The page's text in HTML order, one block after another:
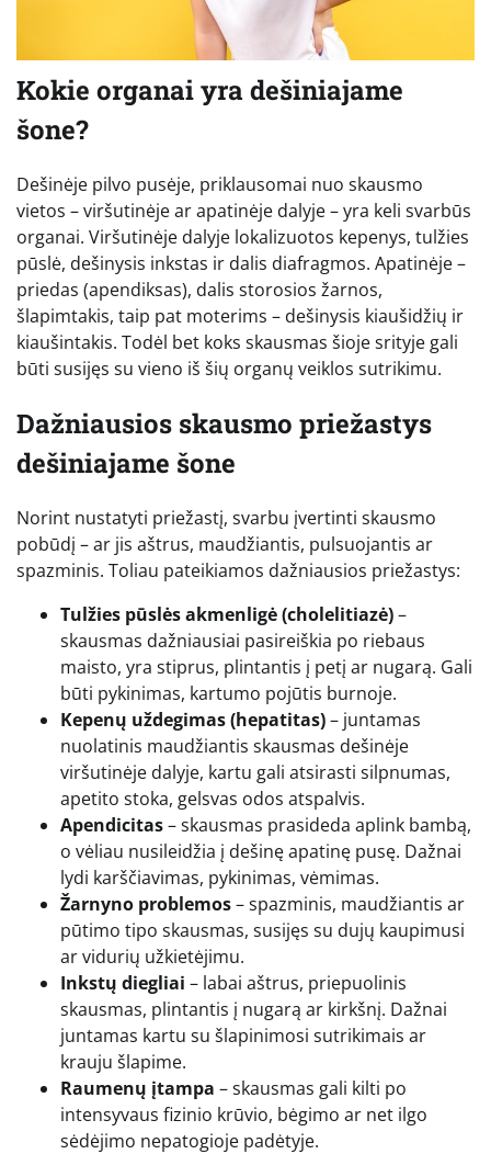
Kokie organai yra dešiniajame
šone?
Dešinėje pilvo pusėje, priklausomai nuo skausmo
vietos – viršutinėje ar apatinėje dalyje – yra keli svarbūs
organai. Viršutinėje dalyje lokalizuotos kepenys, tulžies
pūslė, dešinysis inkstas ir dalis diafragmos. Apatinėje –
priedas (apendiksas), dalis storosios žarnos,
šlapimtakis, taip pat moterims – dešinysis kiaušidžių ir
kiaušintakis. Todėl bet koks skausmas šioje srityje gali
būti susijęs su vieno iš šių organų veiklos sutrikimu.
Dažniausios skausmo priežastys
dešiniajame šone
Norint nustatyti priežastį, svarbu įvertinti skausmo
pobūdį – ar jis aštrus, maudžiantis, pulsuojantis ar
spazminis. Toliau pateikiamos dažniausios priežastys:
Tulžies pūslės akmenligė (cholelitiazė)–
skausmas dažniausiai pasireiškia po riebaus
maisto, yra stiprus, plintantis į petį ar nugarą. Gali
būti pykinimas, kartumo pojūtis burnoje.
Kepenų uždegimas (hepatitas)– juntamas
nuolatinis maudžiantis skausmas dešinėje
viršutinėje dalyje, kartu gali atsirasti silpnumas,
apetito stoka, gelsvas odos atspalvis.
Apendicitas– skausmas prasideda aplink bambą,
o vėliau nusileidžia į dešinę apatinę pusę. Dažnai
lydi karščiavimas, pykinimas, vėmimas.
Žarnyno problemos– spazminis, maudžiantis ar
pūtimo tipo skausmas, susijęs su dujų kaupimusi
ar vidurių užkietėjimu.
Inkstų diegliai – labai aštrus, priepuolinis
skausmas, plintantis į nugarą ar kirkšnį. Dažnai
juntamas kartu su šlapinimosi sutrikimais ar
krauju šlapime.
Raumenų įtampa – skausmas gali kilti po
intensyvaus fizinio krūvio, bėgimo ar net ilgo
sėdėjimo nepatogioje padėtyje.